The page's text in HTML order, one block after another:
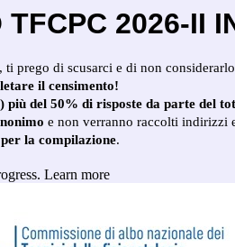
TFCPC 2026-II
ti prego di scusarci e di non
il censimento!
più del 50% di risposte da parte del
e non verranno raccolti indirizzi
la compilazione.
Learn more